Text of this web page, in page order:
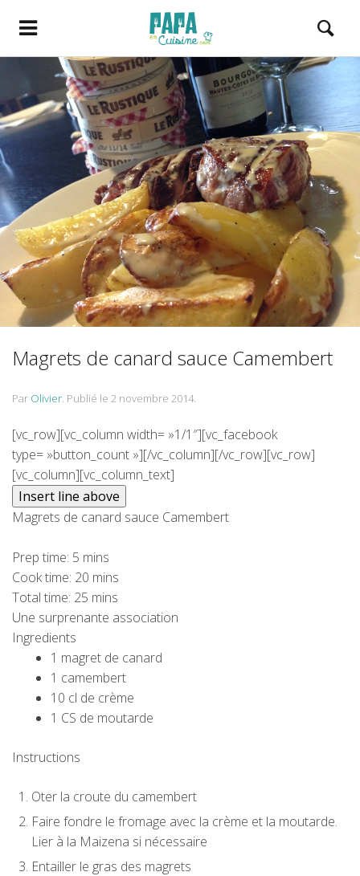
Magrets de canard sauce Camembert
Par Olivier. Publié le 2 novembre 2014.
[vc_row][vc_column width= »1/1″][vc_facebook
type= »button_count »][/vc_column][/vc_row][vc_row]
[vc_column][vc_column_text]
Magrets de canard sauce Camembert
Prep time: 5 mins
Cook time: 20 mins
Total time: 25 mins
Une surprenante association
Ingredients
1 magret de canard
1 camembert
10 cl de crème
1 CS de moutarde
Instructions
Oter la croute du camembert
Faire fondre le fromage avec la crème et la moutarde.
Lier à la Maizena si nécessaire
Entailler le gras des magrets